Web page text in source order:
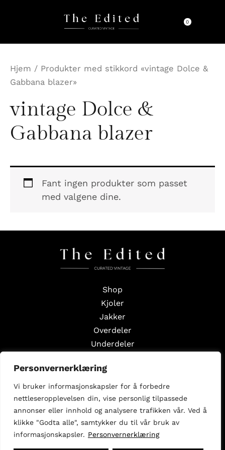
Personvernerklæring
Vi bruker informasjonskapsler for å forbedre
nettleseropplevelsen din, vise personlig tilpassede
annonser eller innhold og analysere trafikken vår. Ved å
klikke "Godta alle", samtykker du til vår bruk av
informasjonskapsler. Personvernerklæring
innholdet
0
Hjem / Produkter med stikkord «vintage Dolce &
Gabbana blazer»
vintage Dolce &
Gabbana blazer
Fant ingen produkter som passet
med valgene dine.
Shop
Kjoler
Jakker
Overdeler
Underdeler
Styling Edits
Guide Edits
Inspirasjon
Om oss
Selg med oss